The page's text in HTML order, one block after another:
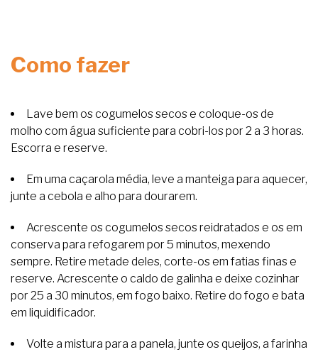
Como fazer
Lave bem os cogumelos secos e coloque-os de
molho com água suficiente para cobri-los por 2 a 3 horas.
Escorra e reserve.
Em uma caçarola média, leve a manteiga para aquecer,
junte a cebola e alho para dourarem.
Acrescente os cogumelos secos reidratados e os em
conserva para refogarem por 5 minutos, mexendo
sempre. Retire metade deles, corte-os em fatias finas e
reserve. Acrescente o caldo de galinha e deixe cozinhar
por 25 a 30 minutos, em fogo baixo. Retire do fogo e bata
em liquidificador.
Volte a mistura para a panela, junte os queijos, a farinha